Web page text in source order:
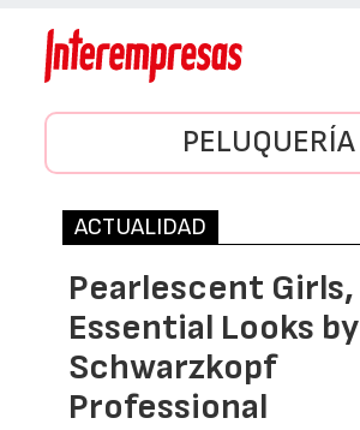
PELUQUERÍA
ACTUALIDAD
Pearlescent Girls,
Essential Looks by
Schwarzkopf
Professional